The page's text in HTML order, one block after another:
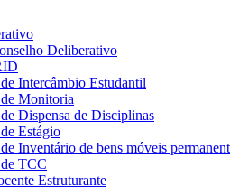
Deliberativo
Intercâmbio Estudantil
Monitoria
Dispensa de Disciplinas
Estágio
Inventário de bens móveis
TCC
Estruturante